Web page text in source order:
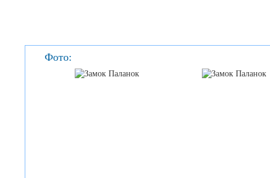
Фото: